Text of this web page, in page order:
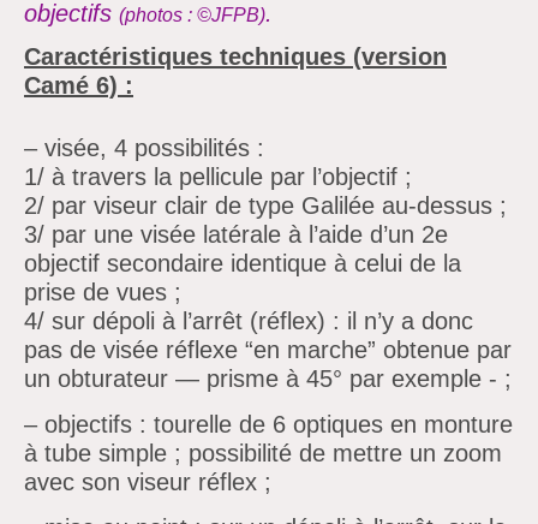
objectifs (photos : ©JFPB).
Caractéristiques techniques (version
Camé 6) :
– visée, 4 possibilités :
1/ à travers la pellicule par l’objectif ;
2/ par viseur clair de type Galilée au-dessus ;
3/ par une visée latérale à l’aide d’un 2e
objectif secondaire identique à celui de la
prise de vues ;
4/ sur dépoli à l’arrêt (réflex) : il n’y a donc
pas de visée réflexe “en marche” obtenue par
un obturateur — prisme à 45° par exemple - ;
– objectifs : tourelle de 6 optiques en monture
à tube simple ; possibilité de mettre un zoom
avec son viseur réflex ;